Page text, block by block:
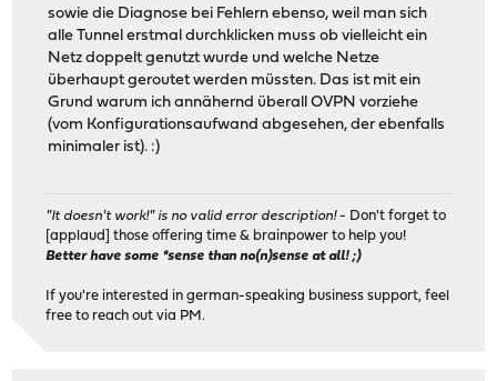
sowie die Diagnose bei Fehlern ebenso, weil man sich
alle Tunnel erstmal durchklicken muss ob vielleicht ein
Netz doppelt genutzt wurde und welche Netze
überhaupt geroutet werden müssten. Das ist mit ein
Grund warum ich annähernd überall OVPN vorziehe
(vom Konfigurationsaufwand abgesehen, der ebenfalls
minimaler ist). :)
"It doesn't work!" is no valid error description!- Don't forget to
[applaud] those offering time & brainpower to help you!
Better have some *sense than no(n)sense at all! ;)
If you're interested in german-speaking business support, feel
free to reach out via PM.